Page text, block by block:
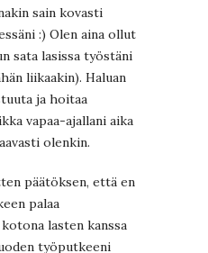
sain kovasti
:) Olen aina ollut
sata lasissa työstäni
liikaakin). Haluan
ja hoitaa
vapaa-ajallani aika
olenkin.
päätöksen, että en
palaa
lasten kanssa
työputkeeni